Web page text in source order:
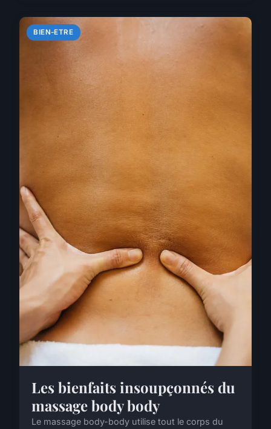
BIEN-ETRE
Les bienfaits insoupçonnés du
massage body body
Le massage body-body utilise tout le corps du